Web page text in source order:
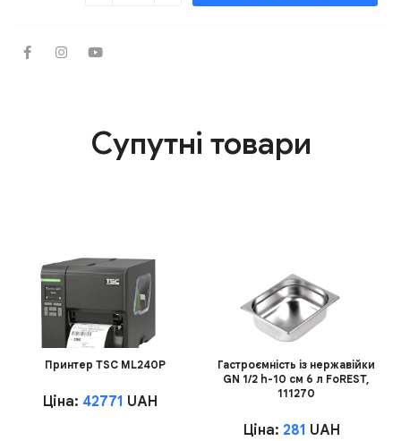
Супутні товари
Принтер TSC ML240P
Ціна: 42771 UAH
Гастроємність із нержавійки
GN 1/2 h-10 см 6 л FoREST,
111270
Ціна: 281 UAH